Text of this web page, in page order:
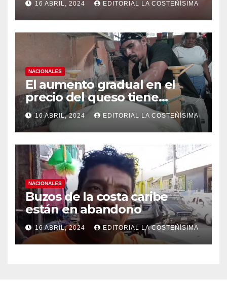
medidas ante el aumento de
casos de dengue
16 ABRIL, 2024 EDITORIAL LA COSTEÑÍSIMA
NACIONALES
El aumento gradual en el
precio del queso tiene
efectos a las Panaderias
16 ABRIL, 2024 EDITORIAL LA COSTEÑÍSIMA
NACIONALES
Buzos de la costa caribe
están en abandono
16 ABRIL, 2024 EDITORIAL LA COSTEÑÍSIMA